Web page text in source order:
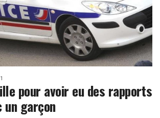
pour avoir eu des rapports
un garçon